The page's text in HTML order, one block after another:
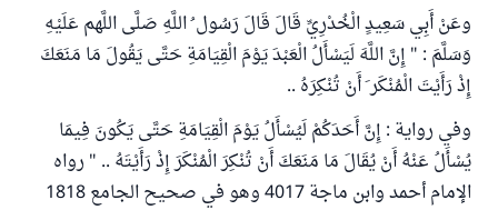
وعَنْ أَبِي سَعِيدٍ الْخُدْرِيِّ قَالَ قَالَ رَسُول ُ اللَّهِ صَلَّى اللَّهم عَلَيْهِ
وَسَلَّمَ : " إِنَّ اللَّهَ لَيَسْأَلُ الْعَبْدَ يَوْمَ الْقِيَامَةِ حَتَّى يَقُولَ مَا مَنَعَكَ
إِذْ رَأَيْتَ الْمُنْكَر َ أَنْ تُنْكِرَهُ ..
وفي رواية : إِنَّ أَحَدَكُمْ لَيُسْأَلُ يَوْمَ الْقِيَامَةِ حَتَّى يَكُونَ فِيمَا
يُسْأَلُ عَنْهُ أَنْ يُقَالَ مَا مَنَعَكَ أَنْ تُنْكِرَ الْمُنْكَرَ إِذْ رَأَيْتَهُ .. " رواه
الإمام أحمد وابن ماجة 4017 وهو في صحيح الجامع 1818